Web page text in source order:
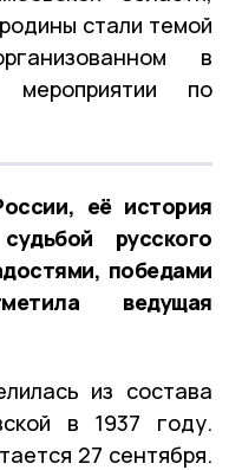
стали темой
в
мероприятии по
её история
русского
победами
ведущая
из состава
в 1937 году.
27 сентября.